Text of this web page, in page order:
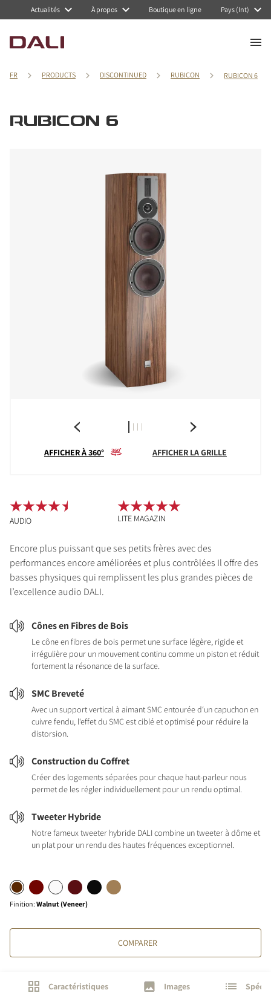
Actualités À propos Boutique en ligne Pays (Int)
FR PRODUCTS DISCONTINUED RUBICON RUBICON 6
RUBICON 6
AFFICHER À 360° AFFICHER LA GRILLE
Encore plus puissant que ses petits frères avec des
performances encore améliorées et plus contrôlées Il offre des
basses physiques qui remplissent les plus grandes pièces de
l’excellence audio DALI.
Cônes en Fibres de Bois
Le cône en fibres de bois permet une surface légère, rigide et
irrégulière pour un mouvement continu comme un piston et réduit
fortement la résonance de la surface.
SMC Breveté
Avec un support vertical à aimant SMC entourée d‘un capuchon en
cuivre fendu, l‘effet du SMC est ciblé et optimisé pour réduire la
distorsion.
Construction du Coffret
Créer des logements séparées pour chaque haut-parleur nous
permet de les régler individuellement pour un rendu optimal.
Tweeter Hybride
Notre fameux tweeter hybride DALI combine un tweeter à dôme et
un plat pour un rendu des hautes fréquences exceptionnel.
Finition: Walnut (Veneer)
COMPARER
AUDIO LITE MAGAZIN
Caractéristiques Images